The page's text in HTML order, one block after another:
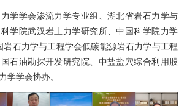
学会渗流力学专业组、湖北省岩石力学与
学院武汉岩土力学研究所、中国科学院力学
岩石力学与工程学会低碳能源岩石力学与工程
石油勘探开发研究院、中盐盐穴综合利用股
学学会协办。